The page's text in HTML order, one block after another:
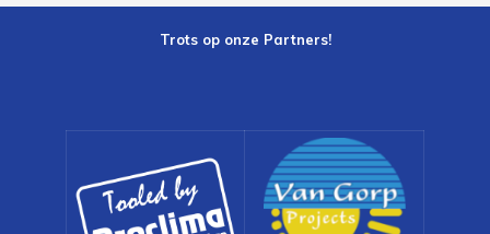
Trots op onze Partners!